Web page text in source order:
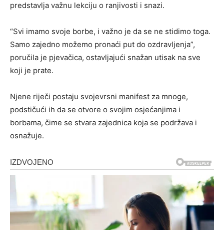
predstavlja važnu lekciju o ranjivosti i snazi.
“Svi imamo svoje borbe, i važno je da se ne stidimo toga.
Samo zajedno možemo pronaći put do ozdravljenja”,
poručila je pjevačica, ostavljajući snažan utisak na sve
koji je prate.
Njene riječi postaju svojevrsni manifest za mnoge,
podstičući ih da se otvore o svojim osjećanjima i
borbama, čime se stvara zajednica koja se podržava i
osnažuje.